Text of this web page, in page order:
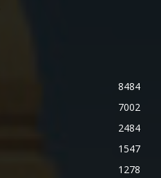
8484
7002
2484
1547
1278